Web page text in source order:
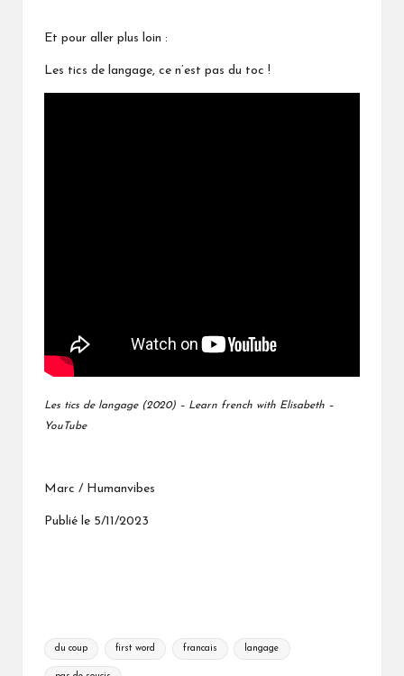
Et pour aller plus loin :
Les tics de langage, ce n’est pas du toc !
Les tics de langage (2020) – Learn french with Elisabeth –
YouTube
Marc / Humanvibes
Publié le 5/11/2023
Tags:
du coup first word francais langage